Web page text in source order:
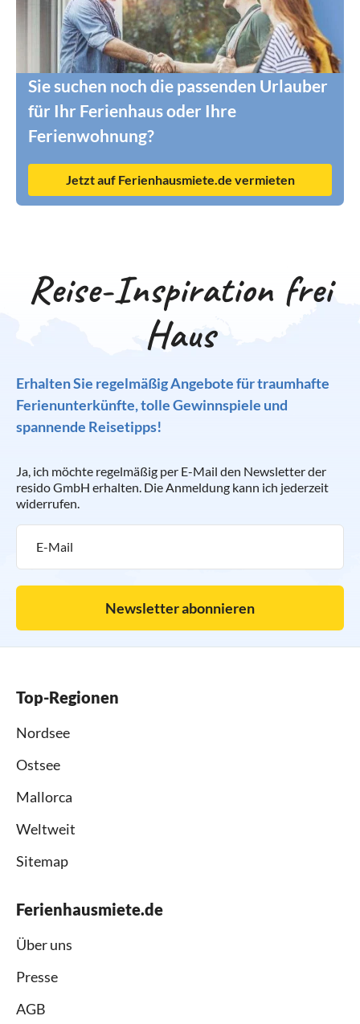
Sie suchen noch die passenden Urlauber
für Ihr Ferienhaus oder Ihre
Ferienwohnung?
Jetzt auf Ferienhausmiete.de vermieten
Reise-Inspiration frei
Haus
Erhalten Sie regelmäßig Angebote für traumhafte
Ferienunterkünfte, tolle Gewinnspiele und
spannende Reisetipps!
Ja, ich möchte regelmäßig per E-Mail den Newsletter der
resido GmbH erhalten. Die Anmeldung kann ich jederzeit
widerrufen.
Newsletter abonnieren
Top-Regionen
Nordsee
Ostsee
Mallorca
Weltweit
Sitemap
Ferienhausmiete.de
Über uns
Presse
AGB